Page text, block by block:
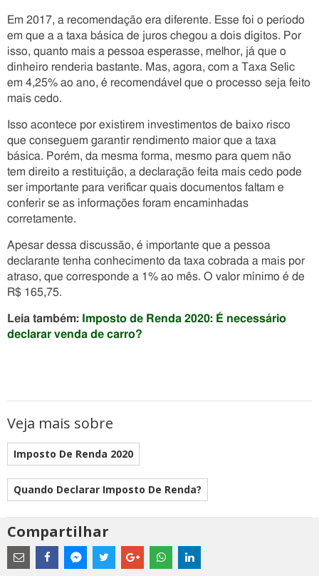
Em 2017, a recomendação era diferente. Esse foi o período
em que a a taxa básica de juros chegou a dois dígitos. Por
isso, quanto mais a pessoa esperasse, melhor, já que o
dinheiro renderia bastante. Mas, agora, com a Taxa Selic
em 4,25% ao ano, é recomendável que o processo seja feito
mais cedo.
Isso acontece por existirem investimentos de baixo risco
que conseguem garantir rendimento maior que a taxa
básica. Porém, da mesma forma, mesmo para quem não
tem direito a restituição, a declaração feita mais cedo pode
ser importante para verificar quais documentos faltam e
conferir se as informações foram encaminhadas
corretamente.
Apesar dessa discussão, é importante que a pessoa
declarante tenha conhecimento da taxa cobrada a mais por
atraso, que corresponde a 1% ao mês. O valor mínimo é de
R$ 165,75.
Leia também:
Imposto de Renda 2020: É necessário
declarar venda de carro?
Veja mais sobre
Imposto De Renda 2020
Quando Declarar Imposto De Renda?
Compartilhar
Estes
são
links